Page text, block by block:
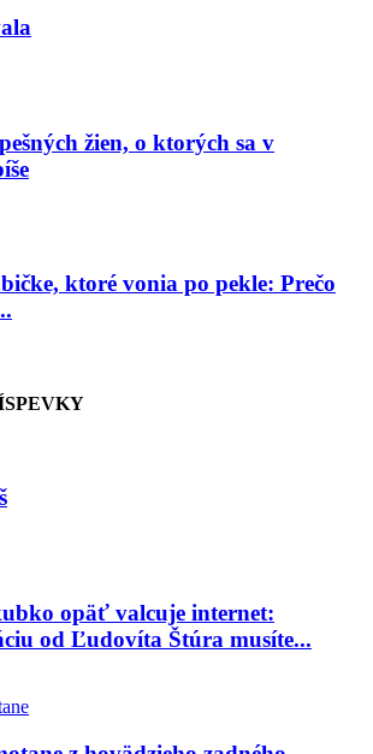
žien, o ktorých sa v
ktoré vonia po pekle: Prečo
opäť valcuje internet:
od Ľudovíta Štúra musíte...